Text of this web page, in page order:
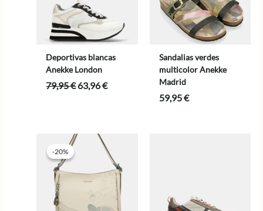
Deportivas blancas
Anekke London
79,95€El
79,95 €.
63,96€El
Sandalias verdes
multicolor Anekke
Madrid
59,95€
-20%
-20%